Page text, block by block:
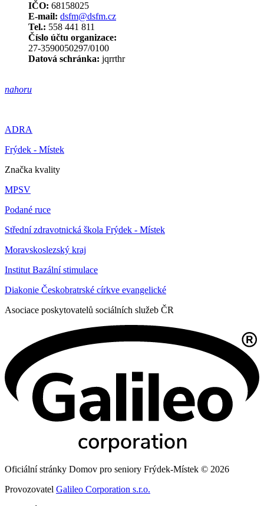
IČO: 68158025
E-mail: dsfm@dsfm.cz
Tel.: 558 441 811
Číslo účtu organizace:
27-3590050297/0100
Datová schránka: jqrrthr
nahoru
ADRA
Frýdek - Místek
Značka kvality
MPSV
Podané ruce
Střední zdravotnická škola Frýdek - Místek
Moravskoslezský kraj
Institut Bazální stimulace
Diakonie Českobratrské církve evangelické
Asociace poskytovatelů sociálních služeb ČR
Oficiální stránky Domov pro seniory Frýdek-Místek © 2026
Provozovatel Galileo Corporation s.r.o.